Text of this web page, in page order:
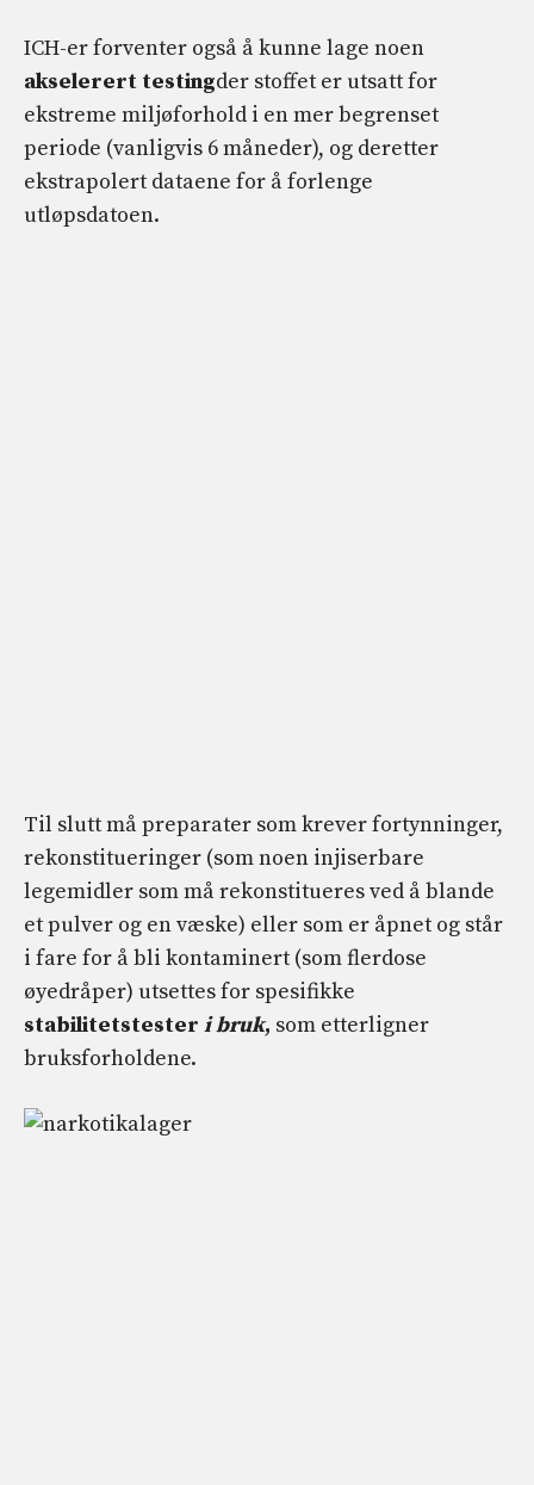
ICH-er forventer også å kunne lage noen
akselerert testingder stoffet er utsatt for
ekstreme miljøforhold i en mer begrenset
periode (vanligvis 6 måneder), og deretter
ekstrapolert dataene for å forlenge
utløpsdatoen.
Til slutt må preparater som krever fortynninger,
rekonstitueringer (som noen injiserbare
legemidler som må rekonstitueres ved å blande
et pulver og en væske) eller som er åpnet og står
i fare for å bli kontaminert (som flerdose
øyedråper) utsettes for spesifikke
stabilitetstester i bruk, som etterligner
bruksforholdene.